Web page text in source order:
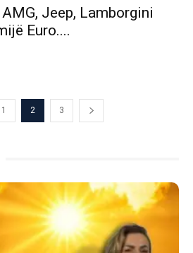
Jeep, Lamborgini
Euro....
1 2 3